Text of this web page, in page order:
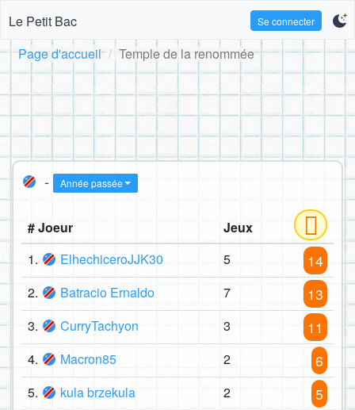
Le Petit Bac Se connecter
Page d'accueil Temple de la renommée
- Année passée
# Joeur
Jeux
1.
ElhechiceroJJK30 5 14
2. Batracio Ernaldo 7 13
3. CurryTachyon 3 11
4. Macron85 2 6
5. kula brzekula 2 5